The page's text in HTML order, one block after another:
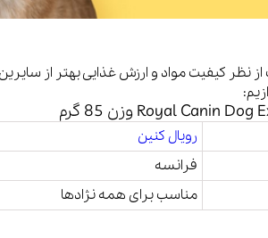
نظر کیفیت مواد و ارزش غذایی بهتر از
رویال کنین
فرانسه
مناسب برای همه نژادها